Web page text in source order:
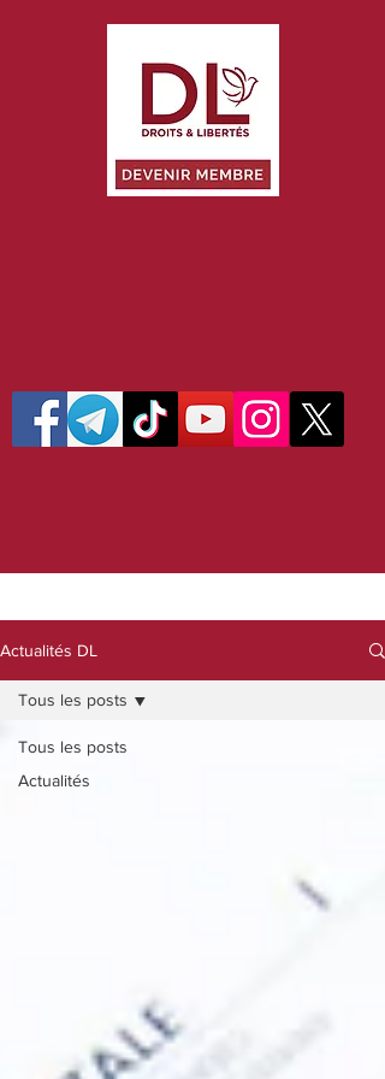
Actualités DL
Tous les posts
Actualités
Tous les posts